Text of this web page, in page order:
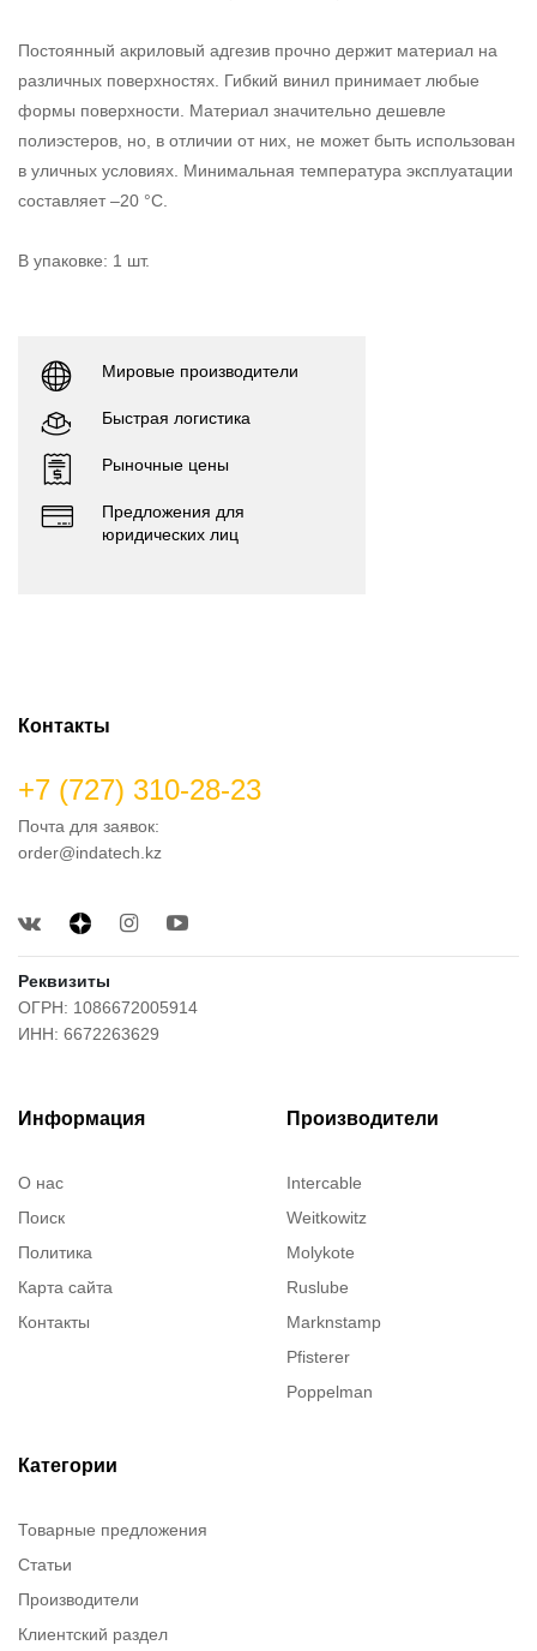
Постоянный акриловый адгезив прочно держит материал на
различных поверхностях. Гибкий винил принимает любые
формы поверхности. Материал значительно дешевле
полиэстеров, но, в отличии от них, не может быть использован
в уличных условиях. Минимальная температура эксплуатации
составляет –20 °С.
В упаковке: 1 шт.
Мировые производители
Быстрая логистика
Рыночные цены
Предложения для
юридических лиц
Контакты
+7 (727) 310-28-23
Почта для заявок:
order@indatech.kz
Реквизиты
ОГРН: 1086672005914
ИНН: 6672263629
Информация
О нас
Поиск
Политика
Карта сайта
Контакты
Производители
Intercable
Weitkowitz
Molykote
Ruslube
Marknstamp
Pfisterer
Poppelman
Категории
Товарные предложения
Статьи
Производители
Клиентский раздел